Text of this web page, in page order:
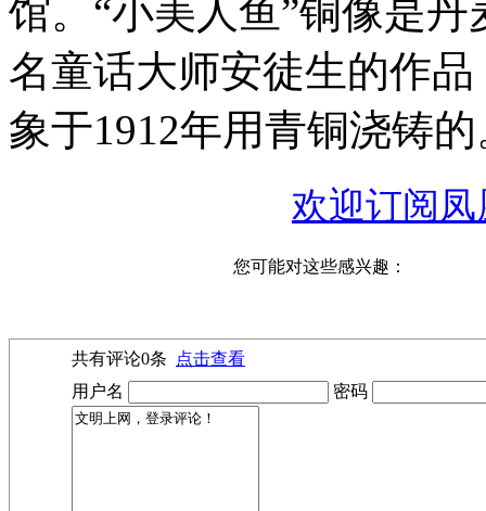
馆。“小美人鱼”铜像是
名童话大师安徒生的作
象于1912年用青铜浇铸
欢迎订阅
您可能对这些感兴趣：
共有评论0条
点击查看
用户名
密码